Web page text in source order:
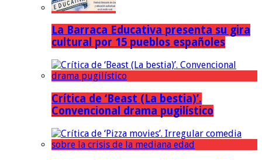
La Barraca Educativa presenta su gira
cultural por 15 pueblos españoles
Crítica de ‘Beast (La bestia)’.
Convencional drama pugilístico